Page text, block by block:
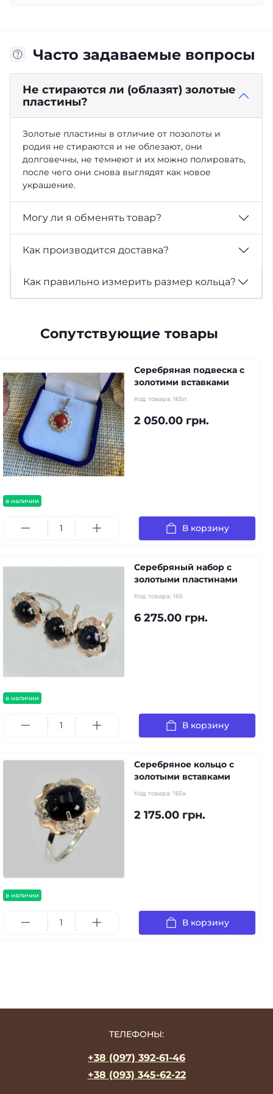
Часто задаваемые вопросы
Не стираются ли (облазят) золотые
пластины?
Золотые пластины в отличие от позолоты и
родия не стираются и не облезают, они
долговечны, не темнеют и их можно полировать,
после чего они снова выглядят как новое
украшение.
Могу ли я обменять товар?
Как производится доставка?
Как правильно измерить размер кольца?
Сопутствующие товары
в наличии
Серебряная подвеска с
золотими вставками
Код товара: 165п
2 050.00 грн.
В корзину
в наличии
Серебряный набор с
золотыми пластинами
Код товара: 165
6 275.00 грн.
В корзину
в наличии
Серебряное кольцо с
золотыми вставками
Код товара: 165к
2 175.00 грн.
В корзину
ТЕЛЕФОНЫ:
+38 (097) 392-61-46
+38 (093) 345-62-22